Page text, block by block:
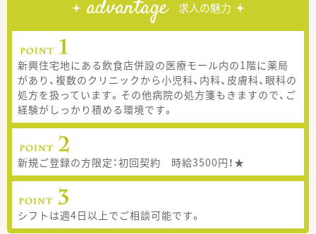
advantage 求人の魅力
新興住宅地にある飲食店併設の医療モール内の1階に薬局
があり、複数のクリニックから小児科、内科、皮膚科、眼科の
処方を扱っています。その他病院の処方箋もきますので、ご
経験がしっかり積める環境です。
新規ご登録の方限定：初回契約 時給3500円！★
シフトは週4日以上でご相談可能です。